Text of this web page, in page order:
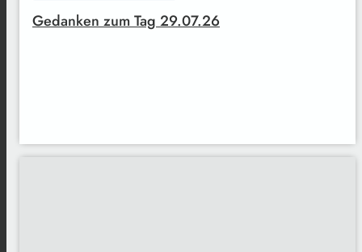
Gedanken zum Tag 29.07.26